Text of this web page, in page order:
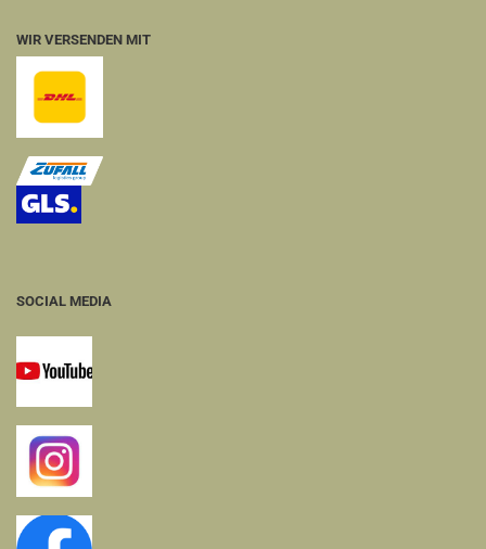
WIR VERSENDEN MIT
SOCIAL MEDIA